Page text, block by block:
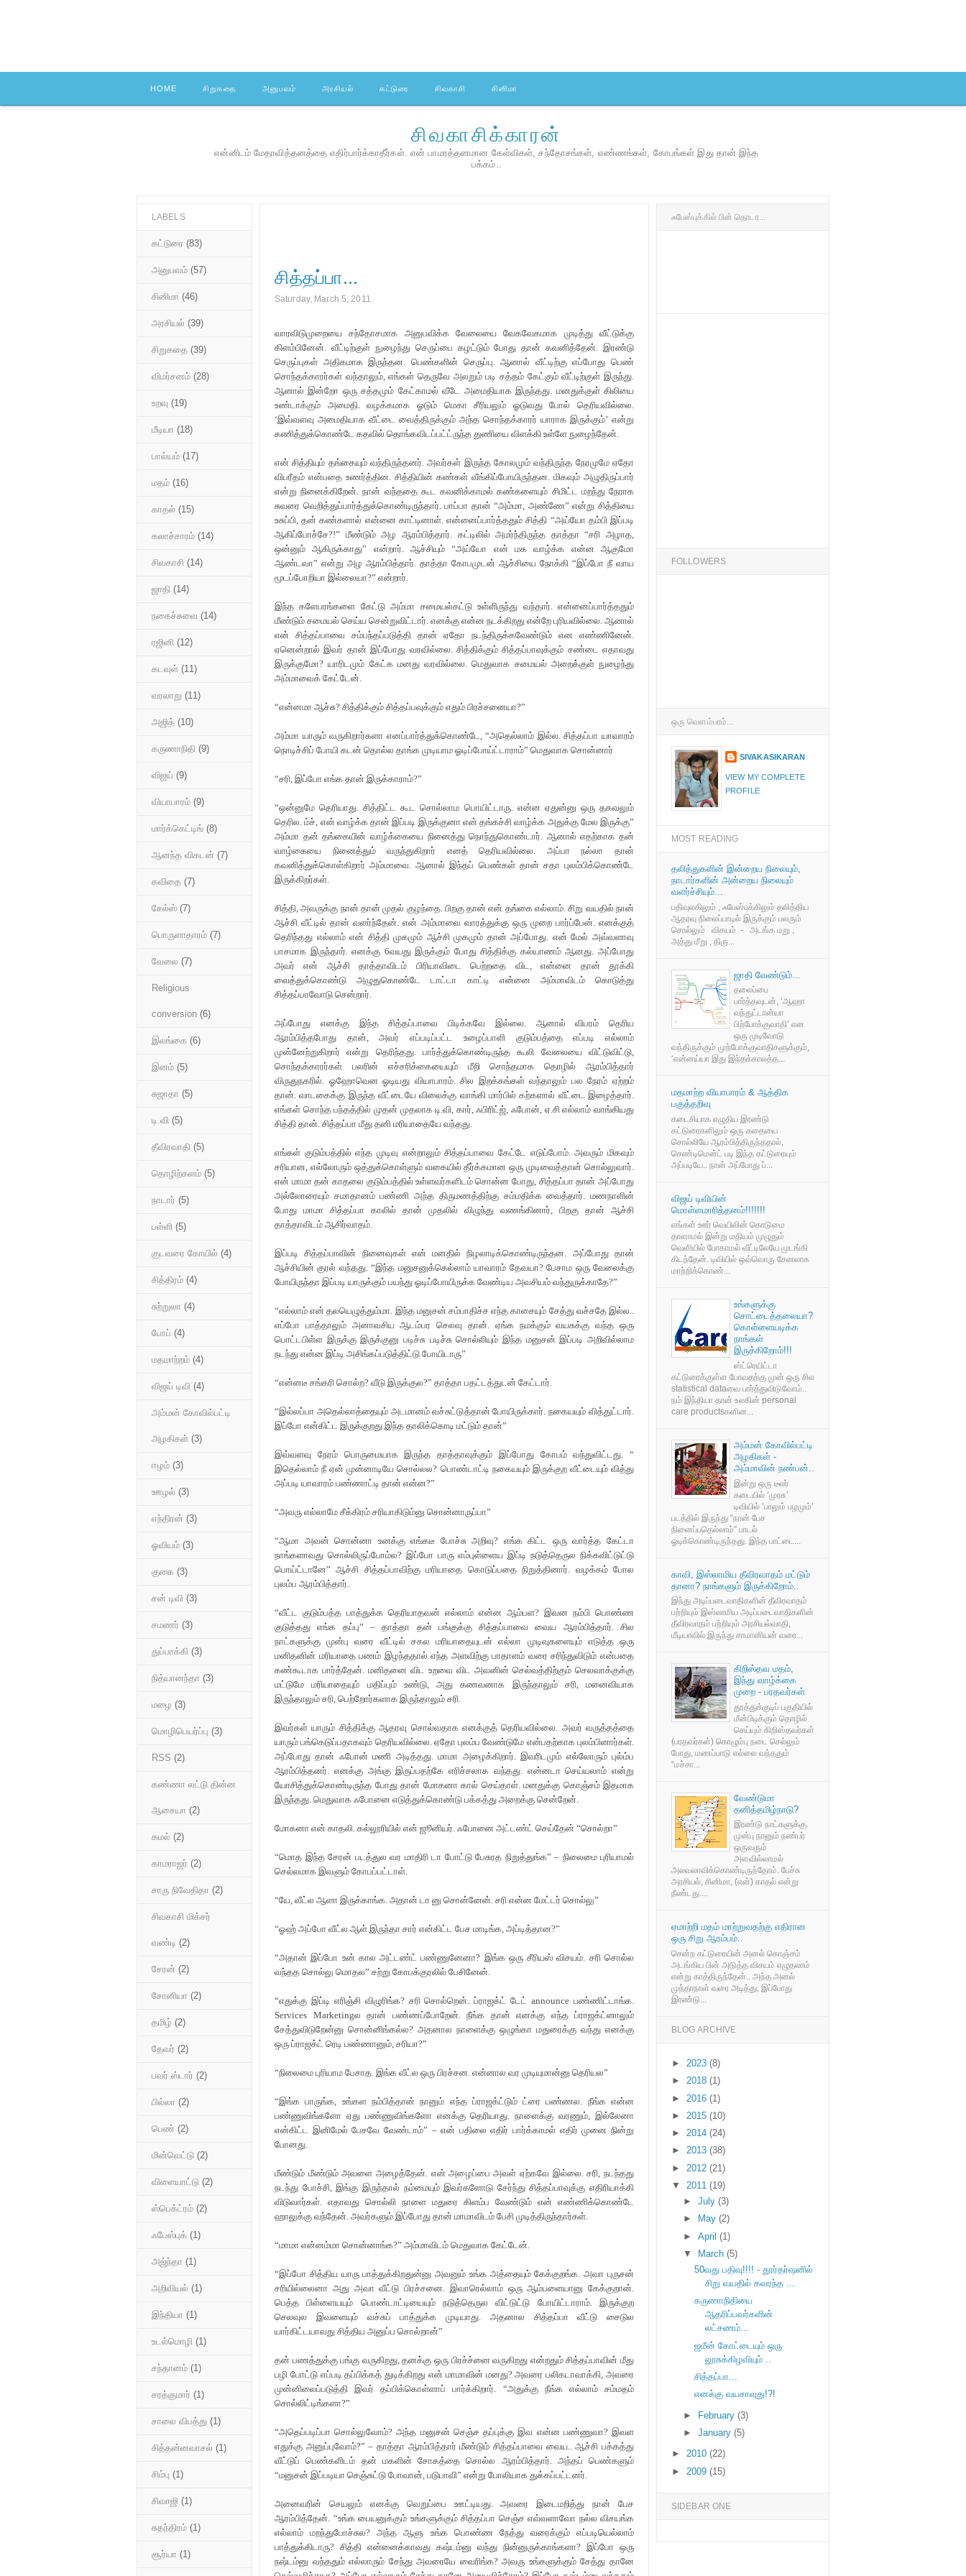
HOME சிறுகதை அனுபவம் அரசியல் கட்டுரை சிவகாசி சினிமா
சிவகாசிக்காரன்
என்னிடம் மேதாவித்தனத்தை எதிர்பார்க்காதீர்கள். என் பாமரத்தனமான கேள்விகள், சந்தோசங்கள், எண்ணங்கள், கோபங்கள் இது தான் இந்த
பக்கம்..
சித்தப்பா...
Saturday, March 5, 2011
வாரவிடுமுறையை சந்தோசமாக அனுபவிக்க வேலையை வேகவேகமாக முடித்து வீட்டுக்கு
கிளம்பினேன். வீட்டிற்குள் நுழைந்து செருப்பை கழட்டும் போது தான் கவனித்தேன். இரண்டு
செருப்புகள் அதிகமாக இருந்தன. பெண்களின் செருப்பு. ஆனால் வீட்டிற்கு எப்போது பெண்
சொந்தக்காரர்கள் வந்தாலும், எங்கள் தெருவே அலறும் படி சத்தம் கேட்கும் வீட்டிற்குள் இருந்து.
ஆனால் இன்றோ ஒரு சத்தமும் கேட்காமல் வீடே அமைதியாக இருந்தது. மனதுக்குள் கிலியை
உண்டாக்கும் அமைதி. வழக்கமாக ஓடும் மெகா சீரியலும் ஓடுவது போல் தெரியவில்லை.
‘இவ்வளவு அமைதியாக வீட்டை வைத்திருக்கும் அந்த சொந்தக்காரர் யாராக இருக்கும்’ என்று
கணித்துக்கொண்டே கதவில் தொங்கவிடப்பட்ட்ருந்த துணியை விளக்கி உள்ளே நுழைந்தேன்.
என் சித்தியும் தங்கையும் வந்திருந்தனர். அவர்கள் இருந்த கோலமும் வந்திருந்த நேரமுமே ஏதோ
விபரீதம் என்பதை உணர்த்தின. சித்தியின் கண்கள் வீங்கிப்போயிருந்தன. மிகவும் அழுதிருப்பார்
என்று நினைக்கிறேன். நான் வந்ததை கூட கவனிக்காமல் கண்களையும் சிமிட்ட மறந்து நேராக
சுவரை வெறித்துப்பார்த்துக்கொண்டிருந்தார். பாப்பா தான் “அம்மா, அண்ணே” என்று சித்தியை
உசுப்பி, தன் கண்களால் என்னை காட்டினாள். என்னைப்பார்த்ததும் சித்தி “அய்யோ தம்பி இப்படி
ஆகிப்போச்சே?!” மீண்டும் அழ ஆரம்பித்தார். கட்டிலில் அமர்ந்திருந்த தாத்தா “சரி அழாத,
ஒன்னும் ஆகிருக்காது” என்றார். ஆச்சியும் “அய்யோ என் மக வாழ்க்க என்ன ஆகுமோ
ஆண்டவா” என்று அழ ஆரம்பித்தார். தாத்தா கோபமுடன் ஆச்சியை நோக்கி “இப்போ நீ வாய
மூடப்போறியா இல்லையா?” என்றார்.
இந்த களேபரங்களை கேட்டு அம்மா சமையல்கட்டு உள்ளிருந்து வந்தார். என்னைப்பார்த்ததும்
மீண்டும் சமையல் செய்ய சென்றுவிட்டார். எனக்கு என்ன நடக்கிறது என்றே புரியவில்லை. ஆனால்
என் சித்தப்பாவை சம்பந்தப்படுத்தி தான் ஏதோ நடந்திருக்கவேண்டும் என எண்ணினேன்.
ஏனென்றால் இவர் தான் இப்போது வரவில்லை. சித்திக்கும் சித்தப்பாவுக்கும் சண்டை எதாவது
இருக்குமோ? யாரிடமும் கேட்க மனது வரவில்லை. மெதுவாக சமையல் அறைக்குள் நுழைந்து
அம்மாவைக் கேட்டேன்.
“என்னமா ஆச்சு? சித்திக்கும் சித்தப்பவுக்கும் எதும் பிரச்சனையா?”
அம்மா யாரும் வருகிறார்களா எனப்பார்த்துக்கொண்டே, “அதெல்லாம் இல்ல. சித்தப்பா யாவாரம்
நொடிச்சிப் போயி கடன் தொல்ல தாங்க முடியாம ஓடிப்போய்ட்டாராம்” மெதுவாக சொன்னார்
“சரி, இப்போ எங்க தான் இருக்காராம்?”
“ஒன்னுமே தெரியாது. சித்திட்ட கூட சொல்லாம பொயிட்டாரு. என்ன ஏதுன்னு ஒரு தகவலும்
தெரில. ம்ச், என் வாழ்க்க தான் இப்படி இருக்குனா என் தங்கச்சி வாழ்க்க அதுக்கு மேல இருக்கு”
அம்மா தன் தங்கையின் வாழ்க்கையை நினைத்து நொந்துகொண்டார். ஆனால் எதற்காக தன்
வாழ்கையை நினைத்தும் வருந்துகிறார் எனத் தெரியவில்லை. அப்பா நல்லா தான்
கவனித்துக்கொள்கிறார் அம்மாவை. ஆனால் இந்தப் பெண்கள் தான் சதா புலம்பிக்கொண்டே
இருக்கிறர்கள்.
சித்தி, அவருக்கு நான் தான் முதல் குழந்தை. பிறகு தான் என் தங்கை எல்லாம். சிறு வயதில் நான்
ஆச்சி வீட்டில் தான் வளர்ந்தேன். என் அம்மாவை வாரத்துக்கு ஒரு முறை பார்ப்பேன். எனக்குத்
தெரிந்தது எல்லாம் என் சித்தி முகமும் ஆச்சி முகமும் தான் அப்போது. என் மேல் அவ்வளாவு
பாசமாக இருந்தார். எனக்கு 6வயது இருக்கும் போது சித்திக்கு கல்யாணம் ஆனது. அப்போது
அவர் என் ஆச்சி தாத்தாவிடம் பிரியாவிடை பெற்றதை விட, என்னை தான் தூக்கி
வைத்துக்கொண்டு அழுதுகொண்டே டாட்டா காட்டி என்னை அம்மாவிடம் கொடுத்து
சித்தப்பாவோடு சென்றார்.
அப்போது எனக்கு இந்த சித்தப்பாவை பிடிக்கவே இல்லை. ஆனால் விபரம் தெரிய
ஆரம்பித்தபோது தான், அவர் எப்படிப்பட்ட உழைப்பாளி குடும்பத்தை எப்படி எல்லாம்
முன்னேற்றுகிறார் என்று தெரிந்தது. பார்த்துக்கொண்டிருந்த கூலி வேலையை விட்டுவிட்டு,
சொந்தக்காரர்கள் பலரின் எச்சரிக்கையையும் மீறி சொந்தமாக தொழில் ஆரம்பித்தார்
விருதுநகரில். ஓஹோவென ஓடியது வியாபாரம். சில இறக்கங்கள் வந்தாலும் பல நேரம் ஏற்றம்
தான். வாடகைக்கு இருந்த வீட்டையே விலைக்கு வாங்கி மார்பில் கற்களால் வீட்டை இழைத்தார்.
எங்கள் சொந்த பந்தத்தில் முதன் முதலாக டி.வி, கார், ஃபிரிட்ஜ், ஃபோன், ஏ.சி எல்லாம் வாங்கியது
சித்தி தான். சித்தப்பா மீது தனி மரியாதையே வந்தது.
எங்கள் குடும்பத்தில் எந்த முடிவு என்றாலும் சித்தப்பாவை கேட்டே எடுப்போம். அவரும் மிகவும்
சரியான, எல்லோரும் ஒத்துக்கொள்ளும் வகையில் தீர்க்கமான ஒரு முடிவைத்தான் சொல்லுவார்.
என் மாமா தன் காதலை குடும்பத்தில் உள்ளவர்களிடம் சொன்ன போது, சித்தப்பா தான் அப்போது
அல்லோரையும் சமாதானம் பண்ணி அந்த திருமணத்திற்கு சம்மதிக்க வைத்தார். மணநாளின்
போது மாமா சித்தப்பா காலில் தான் முதலில் விழுந்து வணங்கினார், பிறகு தான் ஆச்சி
தாத்தாவிடம் ஆசிர்வாதம்.
இப்படி சித்தப்பாவின் நினைவுகள் என் மனதில் நிழலாடிக்கொண்டிருந்தன. அப்போது தான்
ஆச்சியின் குரல் வந்தது. “இந்த மனுசனுக்கெல்லாம் யாவாரம் தேவயா? பேசாம ஒரு வேலைக்கு
போயிருந்தா இப்படி யாருக்கும் பயந்து ஓடிப்போயிருக்க வேண்டிய அவசியம் வந்துருக்காதே?”
“எல்லாம் என் தலயெழுத்தும்மா. இந்த மனுசன் சம்பாதிச்ச எந்த காசையும் சேத்து வச்சதே இல்ல..
எப்போ பாத்தாலும் அனாவசிய ஆடம்பர செலவு தான். ஏங்க நமக்கும் வயசுக்கு வந்த ஒரு
பொட்டபிள்ள இருக்கு இருக்குனு படிச்சு படிச்சு சொல்லியும் இந்த மனுசன் இப்படி அறிவில்லாம
நடந்து என்ன இப்டி அசிங்கப்படுத்திட்டு போயிடாரு”
“என்னடீ சங்கரி சொல்ற? வீடு இருக்குல?” தாத்தா பதட்டத்துடன் கேட்டார்.
“இல்லப்பா அதெல்லாத்தையும் அடமானம் வச்சுட்டுத்தான் போயிருக்கார். நகையயும் வித்துட்டார்.
இப்போ என்கிட்ட இருக்குறது இந்த தாலிக்கொடி மட்டும் தான்”
இவ்வளவு நேரம் பொருமையாக இருந்த தாத்தாவுக்கும் இப்போது கோபம் வந்துவிட்டது. “
இதெல்லாம் நீ ஏன் முன்னாடியே சொல்லல? பொண்டாட்டி நகையயும் இருக்குற வீட்டையும் வித்து
அப்படி யாவாரம் பண்ணாட்டி தான் என்ன?”
“அவரு எல்லாமே சீக்கிரம் சரியாகிடும்னு சொன்னாருப்பா”
“ஆமா அவன் சொன்னா உனக்கு எங்கடீ போச்சு அறிவு? எங்க கிட்ட ஒரு வார்த்த கேட்டா
நாங்களாவது சொல்லிருப்போம்ல? இப்போ பாரு எம்புள்ளைய இப்டி நடுத்தெருல நிக்கவிட்டுட்டு
பொய்ட்டானே” ஆச்சி சித்தப்பாவிற்கு மரியாதை கொடுப்பதை நிறுத்தினார். வழக்கம் போல
புலம்ப ஆரம்பித்தார்.
“வீட்ட குடும்பத்த பாத்துக்க தெரியாதவன் எல்லாம் என்ன ஆம்பள? இவன நம்பி பொண்ண
குடுத்தது எங்க தப்பு” – தாத்தா தன் பங்குக்கு சித்தப்பாவை வைய ஆரம்பித்தார். சில
நாட்களுக்கு முன்பு வரை வீட்டில் சகல மரியாதையுடன் எல்லா முடிவுகளையும் எடுத்த ஒரு
மனிதனின் மரியாதை பணம் இழந்ததால் எந்த அளவிற்கு பாதாளம் வரை சரிந்துவிடும் என்பதை
கண்கூடாக பார்த்தேன். மனிதனை விட உறவை விட அவனின் செல்வத்திற்கும் செலவாக்குக்கு
மட்டுமே மரியாதையும் மதிப்பும் உண்டு, அது கணவனாக இருந்தாலும் சரி, மனைவியாக
இருந்தாலும் சரி, பெற்றோர்களாக இருந்தாலும் சரி.
இவர்கள் யாரும் சித்திக்கு ஆதரவு சொல்வதாக எனக்குத் தெரியவில்லை. அவர் வருத்தத்தை
யாரும் பங்கெடுப்பதாகவும் தெரியவில்லை. ஏதோ புலம்ப வேண்டுமே என்பதற்காக புலம்பினார்கள்.
அப்போது தான் ஃபோன் மணி அடித்தது. மாமா அழைக்கிறார். இவரிடமும் எல்லோரும் புல்ம்ப
ஆரம்பித்தனர். எனக்கு அங்கு இருப்பதற்கே எரிச்சலாக வந்தது. என்னடா செய்யலாம் என்று
யோசித்துக்கொண்டிருந்த போது தான் மோகனா கால் செய்தாள். மனதுக்கு கொஞ்சம் இதமாக
இருந்தது. மெதுவாக ஃபோனை எடுத்துக்கொண்டு பக்கத்து அறைக்கு சென்றேன்.
மோகனா என் காதலி. கல்லூரியில் என் ஜூனியர். ஃபோனை அட்டண்ட் செய்தேன் “சொல்றா”
“மொத இந்த சேரன் படத்துல வர மாதிரி டா போட்டு பேசுரத நிறுத்துங்க” – நிலைமை புரியாமல்
செல்லமாக இவளும் கோபப்பட்டாள்.
“யே, வீட்ல ஆளா இருக்காங்க. அதான் டா னு சொன்னேன். சரி என்ன மேட்டர் சொல்லு”
“ஓஹ் அப்போ வீட்ல ஆள் இருந்தா சார் என்கிட்ட பேச மாடிங்க, அப்டித்தான?”
“அதான் இப்போ உன் கால அட்டண்ட் பண்ணுனேனா? இங்க ஒரு சீரியஸ் விசயம். சரி சொல்ல
வந்தத சொல்லு மொதல” சற்று கோபக்குரலில் பேசினேன்.
“எதுக்கு இப்டி எரிஞ்சி விழுரிங்க? சரி சொல்றென். ப்ராஜக்ட் டேட் announce பண்ணிட்டாங்க.
Services Marketingல தான் பண்ணப்போறேன். நீங்க தான் எனக்கு எந்த ப்ராஜக்ட்னாலும்
சேத்துவிடுறேன்னு சொன்னிங்கல்ல? அதனால நாளைக்கு ஒழுங்கா மதுரைக்கு வந்து எனக்கு
ஒரு ப்ராஜக்ட் ரெடி பண்ணானும், சரியா?”
“நிலைமை புரியாம பேசாத. இங்க வீட்ல ஒரு பிரச்சன. என்னால வர முடியுமான்னு தெரியல”
“இங்க பாருங்க, உங்கள நம்பித்தான் நானும் எந்த ப்ராஜக்ட்டும் ட்ரை பண்ணல. நீங்க என்ன
பண்ணுவிங்களோ ஏது பண்ணுவிங்களோ எனக்கு தெரியாது. நாளைக்கு வரணும், இல்லேனா
என்கிட்ட இனிமேல் பேசவே வேண்டாம்” – என் பதிலை எதிர் பார்க்காமல் எதிர் முனை நின்று
போனது.
மீண்டும் மீண்டும் அவளை அழைத்தேன். என் அழைப்பை அவள் ஏற்கவே இல்லை. சரி, நடந்தது
நடந்து போச்சி, இங்கு இருந்தால் நம்மையும் இவர்களோடு சேர்ந்து சித்தப்பாவுக்கு எதிரியாக்கி
விடுவார்கள். எதாவது சொல்லி நாளை மதுரை கிளம்ப வேண்டும் என் எண்ணிக்கொண்டே
ஹாலுக்கு வந்தேன். அவர்களும் இப்போது தான் மாமாவிடம் பேசி முடித்திருந்தார்கள்.
“மாமா என்னம்மா சொன்னாங்க?” அம்மாவிடம் மெதுவாக கேட்டேன்.
“இப்போ சித்திய யாரு பாத்துக்கிறதுன்னு அவனும் உங்க அத்தையும் கேக்குறங்க. அவா புருசன்
சரியில்லைனா அது அவா வீட்டு பிரச்சனை. இவாரெல்லாம் ஒரு ஆம்பளையானு கேக்குறான்.
பெத்த பிள்ளையயும் பொண்டாட்டியையும் நடுத்தெருல விட்டுட்டு போயிட்டாராம். இருக்குற
செலவுல இவளையும் வச்சுப் பாத்துக்க முடியாது. அதனால சித்தப்பா வீட்டு சைடுல
யார்கிட்டயாவது சித்திய அனுப்ப சொல்றான்”
தன் பணத்துக்கு பங்கு வருகிறது, தனக்கு ஒரு பிரச்ச்னை வருகிறது என்றதும் சித்தப்பாவின் மீது
பழி போட்டு எப்படி தப்பிக்கத் துடிக்கிறது என் மாமாவின் மனது? அவரை பலிகடாவாக்கி, அவரை
முன்னிலைப்படுத்தி இவர் தப்பிக்கொள்ளாப் பார்க்கிறார். “அதுக்கு நீங்க எல்லாம் சம்மதம்
சொல்லிட்டிங்களா?”
“அதெப்படிப்பா சொல்லுவோம்? அந்த மனுசன் செஞ்ச தப்புக்கு இவ என்ன பண்ணுவா? இவள
எதுக்கு அனுப்புவோம்?” – தாத்தா ஆரம்பித்தார் மீண்டும் சித்தப்பாவை வைய.. ஆச்சி பக்கத்து
வீட்டுப் பெண்களிடம் தன் மகளின் சோகத்தை சொல்ல ஆரம்பித்தார். அந்தப் பெண்களும்
“மனுசன் இப்படியா செஞ்சுட்டு போவான், படுபாவி” என்று போலியாக துக்கப்பட்டனர்.
அனைவரின் செயலும் எனக்கு வெறுப்பை ஊட்டியது. அவரை இடைமறித்து நான் பேச
ஆரம்பித்தேன். “உங்க பையனுக்கும் உங்களுக்கும் சித்தப்பா செஞ்ச எவ்வளாவோ நல்ல விசயங்க
எல்லாம் மறந்துபோச்சுல? அந்த ஆளு உங்க பொண்ண நேத்து வரைக்கும் எப்படியெல்லாம்
பாத்துக்கிடாரு? சித்தி என்னைக்காவது கஷ்டம்னு வந்து நின்னுருக்காங்களா? இப்போ ஒரு
நஷ்டம்னு வந்ததும் எல்லாரும் சேந்து அவரையே வைரிங்க? அவரு உங்களுக்கும் சேத்து தானே
LABELS
கட்டுரை (83)
அனுபவம் (57)
சினிமா (46)
அரசியல் (39)
சிறுகதை (39)
விமர்சனம் (28)
உறவு (19)
மீடியா (18)
பால்யம் (17)
மதம் (16)
காதல் (15)
கலாச்சாரம் (14)
சிவகாசி (14)
ஜாதி (14)
நகைச்சுவை (14)
ரஜினி (12)
கடவுள் (11)
வரலாறு (11)
அஜித் (10)
கருணாநிதி (9)
விஜய் (9)
வியாபாரம் (9)
மார்க்கெட்டிங் (8)
ஆனந்த விகடன் (7)
கவிதை (7)
சேல்ஸ் (7)
பொருளாதாரம் (7)
வேலை (7)
Religious
conversion (6)
இலங்கை (6)
இனம் (5)
சுஜாதா (5)
டி.வி (5)
தீவிரவாதி (5)
தொழிற்களம் (5)
நாடார் (5)
பள்ளி (5)
குடவரை கோயில் (4)
சித்திரம் (4)
சுற்றுலா (4)
போப் (4)
மதமாற்றம் (4)
விஜய் டிவி (4)
அம்மன் கோவில்பட்டி
அழகிகள் (3)
ஈழம் (3)
ஊழல் (3)
எந்திரன் (3)
ஓவியம் (3)
குகை (3)
சன் டிவி (3)
சமணர் (3)
துப்பாக்கி (3)
நித்யானந்தா (3)
மழை (3)
மொழிபெயர்ப்பு (3)
RSS (2)
கண்ணா லட்டு தின்ன
ஆசையா (2)
கமல் (2)
காமராஜர் (2)
சாரு நிவேதிதா (2)
சிவகாசி மிக்சர்
வண்டி (2)
சேரன் (2)
சோனியா (2)
தமிழ் (2)
தேவர் (2)
பவர் ஸ்டார் (2)
பில்லா (2)
பெண் (2)
மின்வெட்டு (2)
விளையாட்டு (2)
ஸ்பெக்ட்ரம் (2)
ஃபேஸ்புக் (1)
அஜ்ந்தா (1)
அறிவியல் (1)
இந்தியா (1)
உடல்மொழி (1)
சந்தானம் (1)
சரத்குமார் (1)
சாலை விபத்து (1)
சித்தன்னவாசல் (1)
சிம்பு (1)
சிவாஜி (1)
சுதந்திரம் (1)
சூர்யா (1)
ஃபேஸ்புக்கில் பின் தொடர...
FOLLOWERS
ஒரு வெளம்பரம்...
SIVAKASIKARAN
VIEW MY COMPLETE
PROFILE
MOST READING
தலித்துகளின் இன்றைய நிலையும்,
நாடார்களின் அன்றைய நிலையும்
வளர்ச்சியும்...
பதிவுலகிலும் , ஃபேஸ்புக்கிலும் தலித்திய
ஆதரவு நிலைப்பாடில் இருக்கும் பலரும்
சொல்லும் விசயம் - அடங்க மறு ,
அத்து மீறு , திரு...
ஜாதி வேண்டும்...
தலைப்பை
பார்த்தவுடன், ‘ஆஹா
வந்துட்டான்யா
பிற்போக்குவாதி’ என
ஒரு முடிவோடு
வந்திருக்கும் முற்போக்குவாதிகளுக்கும்,
‘என்னய்யா இது இந்தக்காலத்த...
மதமாற்ற வியாபாரம் & ஆத்திக
பகுத்தறிவு
கடைசியாக எழுதிய இரண்டு
கட்டுரைகளிலும் ஒரு கதையை
சொல்லியே ஆரம்பித்திருந்ததால்,
செண்டிமென்ட் படி இந்த கட்டுரையும்
அப்படியே.. நான் அப்போது ப்...
விஜய் டிவியின்
மொள்ளமாரித்தனம்!!!!!!!
எங்கள் ஊர் வெயிலின் கொடுமை
தாளாமல் இன்று மதியம் முழுதும்
வெளியில் போகாமல் வீட்டிலேயே முடங்கி
கிடந்தேன். டிவியில் ஒவ்வொரு சேனலாக
மாற்றிக்கொண்...
உங்களுக்கு
சொட்டைத்தலையா?
கொள்ளையடிக்க
நாங்கள்
இருக்கிறோம்!!!
ஸ்ட்ரெயிட்டா
கட்டுரைக்குள்ள போவதற்கு முன் ஒரு சில
statistical dataவை பார்த்துவிடுவோம்..
நம் இந்தியா தான் உலகின் personal
care productsகளின...
அம்மன் கோவில்பட்டி
அழகிகள் -
அம்மாவின் நண்பன்..
இன்று ஒரு டீலர்
கடையில் ‘முரசு’
டிவியில் ’பாலும் பழமும்’
படத்தில் இருந்து “நான் பேச
நினைப்பதெல்லாம்” பாடல்
ஓடிக்கொண்டிருந்தது. இந்த பாட்டை...
காவி, இஸ்லாமிய தீவிரவாதம் மட்டும்
தானா? நாங்களும் இருக்கிறோம்..
இந்து அடிப்படைவாதிகளின் தீவிரவாதம்
பற்றியும் இஸ்லாமிய அடிப்படைவாதிகளின்
தீவிரவாதம் பற்றியும் அரசியல்வாதி,
மீடியாவில் இருந்து சாமானியன் வரை...
கிறிஸ்தவ மதம்,
இந்து வாழ்க்கை
முறை - பரதவர்கள்
தூத்துக்குடிப் பகுதியில்
மீன்பிடிக்கும் தொழில்
செய்யும் கிறிஸ்தவர்கள்
(பரதவர்கள்) கொழும்பு நடை செல்லும்
போது, மணப்பாடு எல்லை வந்ததும்
“மச்சா...
வேண்டுமா
தனித்தமிழ்நாடு?
இரண்டு நாட்களுக்கு
முன்பு நானும் நண்பர்
ஒருவரும்
அளவில்லாமல்
அலவலாவிக்கொண்டிருந்தோம். பேச்சு
அரசியல், சினிமா, (என்) காதல் என்று
நீண்டது....
ஏமாற்றி மதம் மாற்றுவதற்கு எதிரான
ஒரு சிறு ஆரம்பம்..
சென்ற கட்டுரையின் அனல் கொஞ்சம்
அடங்கிய பின் அடுத்த விசயம் எழுதலாம்
என்று காத்திருந்தேன்.. அந்த அனல்
முந்தாநாள் வரை அடித்து, இப்போது
இரண்டு...
BLOG ARCHIVE
► 2023 (8)
► 2018 (1)
► 2016 (1)
► 2015 (10)
► 2014 (24)
► 2013 (38)
► 2012 (21)
▼ 2011 (19)
► July (3)
►
May (2)
► April (1)
▼
March (5)
50வது பதிவு!!!! - தூர்தர்ஷனில்
சிறு வயதில் கவரந்த ...
கருணாநிதியை
ஆதரிப்பவர்களின்
லட்சணம்...
ஜமீன் கோட்டையும் ஒரு
லூசுக்கிழவியும் ..
சித்தப்பா...
எனக்கு வயசாவுது!?!
► February (3)
► January (5)
► 2010 (22)
► 2009 (15)
SIDEBAR ONE